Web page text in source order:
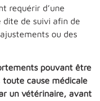
requérir d’une
dite de suivi afin de
ou des
pouvant être
toute cause médicale
un vétérinaire, avant